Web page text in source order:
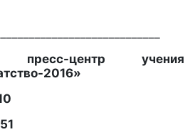
пресс-центр учения
2016»